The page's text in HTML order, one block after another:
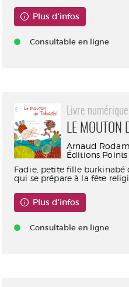
Plus d'infos
Consultable en ligne
Livre numérique
LE MOUTON
Arnaud
Éditions
Fadie, petite fille burkinabé
qui se prépare à la fête
Plus d'infos
Consultable en ligne